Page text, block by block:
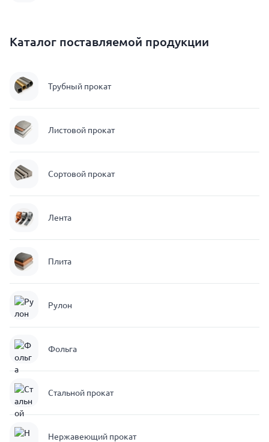
Каталог поставляемой продукции
Трубный прокат
Листовой прокат
Сортовой прокат
Лента
Плита
Рулон
Фольга
Стальной прокат
Нержавеющий прокат